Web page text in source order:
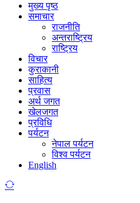
मुख्य पृष्ठ
समाचार
राजनीति
अन्तराष्ट्रिय
राष्ट्रिय
विचार
कुराकानी
साहित्य
प्रवास
अर्थ जगत
खेलजगत
प्रविधि
पर्यटन
नेपाल पर्यटन
विश्व पर्यटन
English